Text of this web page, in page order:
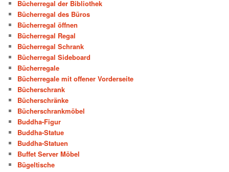
Bücherregal der Bibliothek
Bücherregal des Büros
Bücherregal öffnen
Bücherregal Regal
Bücherregal Schrank
Bücherregal Sideboard
Bücherregale
Bücherregale mit offener Vorderseite
Bücherschrank
Bücherschränke
Bücherschrankmöbel
Buddha-Figur
Buddha-Statue
Buddha-Statuen
Buffet Server Möbel
Bügeltische